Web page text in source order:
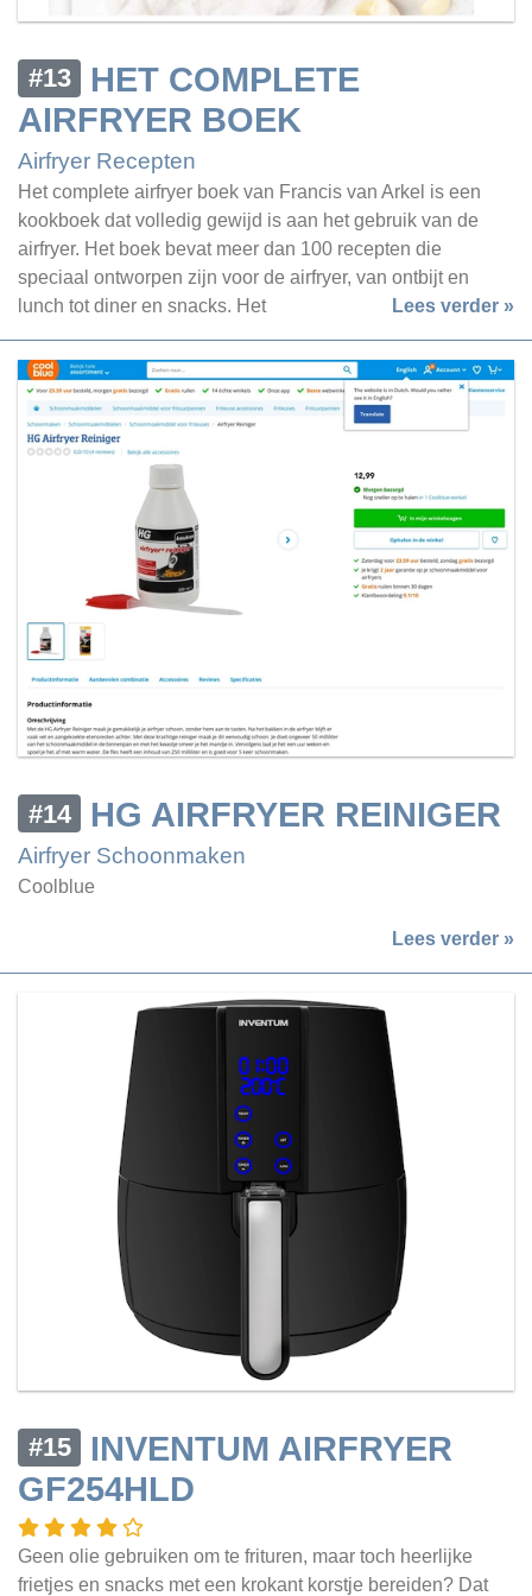
#13
HET COMPLETE
AIRFRYER BOEK
Airfryer Recepten
Het complete airfryer boek van Francis van Arkel is een
kookboek dat volledig gewijd is aan het gebruik van de
airfryer. Het boek bevat meer dan 100 recepten die
speciaal ontworpen zijn voor de airfryer, van ontbijt en
lunch tot diner en snacks. Het
Lees verder »
#14 HG AIRFRYER REINIGER
Airfryer Schoonmaken
Coolblue
Lees verder »
#15
INVENTUM AIRFRYER
GF254HLD
Geen olie gebruiken om te frituren, maar toch heerlijke
frietjes en snacks met een krokant korstje bereiden? Dat